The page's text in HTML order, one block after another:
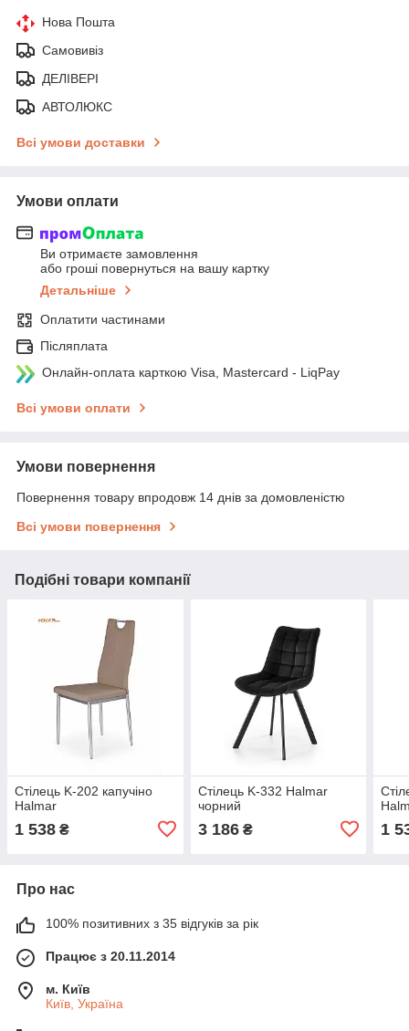
Нова Пошта
Самовивіз
ДЕЛІВЕРІ
АВТОЛЮКС
Всі умови доставки
Умови оплати
Ви отримаєте замовлення
або гроші повернуться на вашу картку
Детальніше
Оплатити частинами
Післяплата
Онлайн-оплата карткою Visa, Mastercard - LiqPay
Всі умови оплати
Умови повернення
Повернення товару впродовж 14 днів за домовленістю
Всі умови повернення
Подібні товари компанії
Стілець K-202 капучіно
Halmar
1 538 ₴
Стілець K-332 Halmar
чорний
3 186₴ 1
Про нас
100% позитивних з 35 відгуків за рік
Працює з 20.11.2014
м. Київ
Київ, Україна